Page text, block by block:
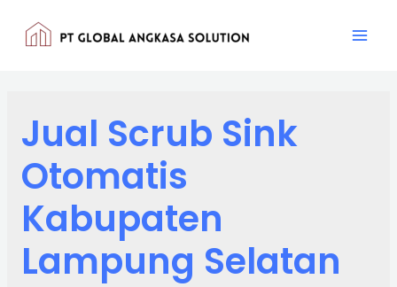
konten
Jual Scrub Sink
Otomatis
Kabupaten
Lampung Selatan